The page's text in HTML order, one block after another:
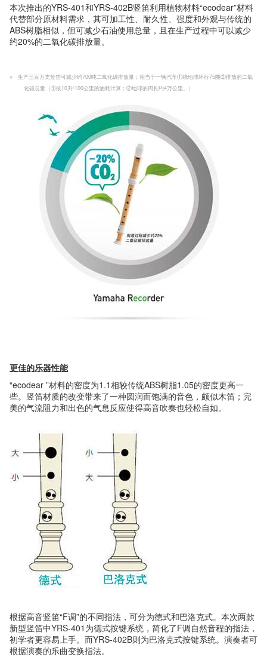
本次推出的YRS-401和YRS-402B竖笛利用植物材料“ecodear”材料
代替部分原材料需求，其可加工性、耐久性、强度和外观与传统的
ABS树脂相似，但可减少石油使用总量，且在生产过程中可以减少
约20%的二氧化碳排放量。
※ 生产三百万支竖笛可减少约700吨二氧化碳排放量；相当于一辆汽车①绕地球环行75圈②排放的二氧
化碳总量（①按10升/100公里的油耗计算；②地球的周长约4万公里。）
更佳的乐器性能
“ecodear ”材料的密度为1.1相较传统ABS树脂1.05的密度更高一
些。竖笛材质的改变带来了一种圆润而饱满的音色，颇似木笛；完
美的气流阻力和出色的气息反应使得高音吹奏也轻松自如。
根据高音竖笛“F调”的不同指法，可分为德式和巴洛克式。本次两款
新型竖笛中YRS-401为德式按键系统，简化了F调自然音程的指法，
初学者更容易上手。而YRS-402B则为巴洛克式按键系统。演奏者可
根据演奏的乐曲变换指法。